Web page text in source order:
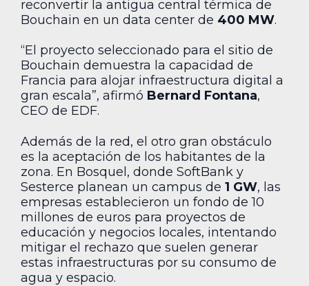
reconvertir la antigua central térmica de
Bouchain en un data center de 400 MW.
“El proyecto seleccionado para el sitio de
Bouchain demuestra la capacidad de
Francia para alojar infraestructura digital a
gran escala”, afirmó Bernard Fontana,
CEO de EDF.
Además de la red, el otro gran obstáculo
es la aceptación de los habitantes de la
zona. En Bosquel, donde SoftBank y
Sesterce planean un campus de 1 GW, las
empresas establecieron un fondo de 10
millones de euros para proyectos de
educación y negocios locales, intentando
mitigar el rechazo que suelen generar
estas infraestructuras por su consumo de
agua y espacio.